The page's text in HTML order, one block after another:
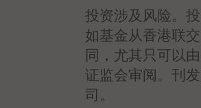
投资涉及风险。
如基金从香港联
同，尤其只可以
证监会审阅。刊
司。